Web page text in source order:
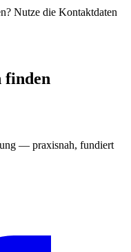
Nutze die Kontaktdaten
finden
— praxisnah, fundiert